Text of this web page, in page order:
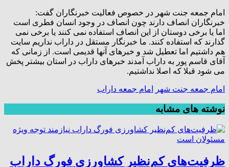
امام جمعه جنت شهر در خصوص فعالیت خبرنگاران گفت:
خبرنگاران انصاف دارند چون انصاف در وجود انسان فطری است
اما یا برخی دوستان از این انصاف استفاده نمی کنند یا برخی نمی
گذارند که استفاده کنند. ما خبرنگار مستقل در داراب نداریم سایت
هم داشتیم اما تعطیل شد و خبرهای آنها قدیمی است. از زمانی که
آقای قاسم پور به داراب آمدند خبرهای داراب در استان بیشتر پخش
می شود قبلا که اصلا نداشتیم.
امام جمعه جنت شهر امام جمعه داراب
نوشته های مشابه
ظرفیت‌های کم‌نظیر کشاورزی فورگ داراب